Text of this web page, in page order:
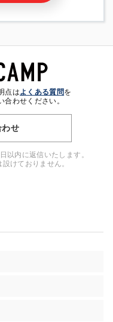
含みますが、それらに
い形式に加工した統
絡及び配信について
サービス内で使用する
本サービスの他の利用
に限って個人情報を外
理・機密保持について
、内容の訂正・追加・
とができます。その
点はよくある質問を
わせください。
わせ
以内に返信いたします。
けておりません。